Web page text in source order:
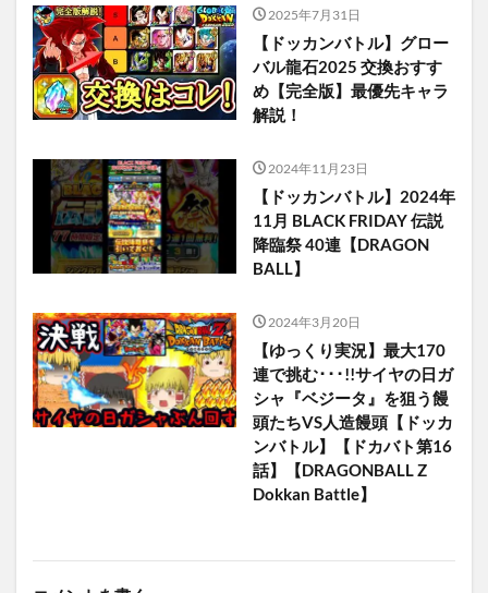
2025年7月31日
【ドッカンバトル】グロー
バル龍石2025 交換おすす
め【完全版】最優先キャラ
解説！
2024年11月23日
【ドッカンバトル】2024年
11月 BLACK FRIDAY 伝説
降臨祭 40連【DRAGON
BALL】
2024年3月20日
【ゆっくり実況】最大170
連で挑む･･･!!サイヤの日ガ
シャ『ベジータ』を狙う饅
頭たちVS人造饅頭【ドッカ
ンバトル】【ドカバト第16
話】【DRAGONBALL Z
Dokkan Battle】